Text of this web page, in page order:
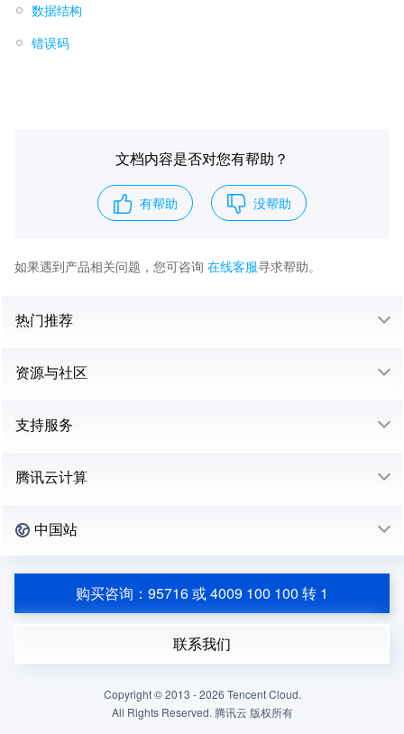
数据结构
错误码
文档内容是否对您有帮助？
有帮助 没帮助
如果遇到产品相关问题，您可咨询 在线客服寻求帮助。
热门推荐
资源与社区
支持服务
腾讯云计算
中国站
购买咨询：95716 或 4009 100 100 转 1
联系我们
Copyright © 2013 -2026 Tencent Cloud.
All Rights Reserved. 腾讯云 版权所有